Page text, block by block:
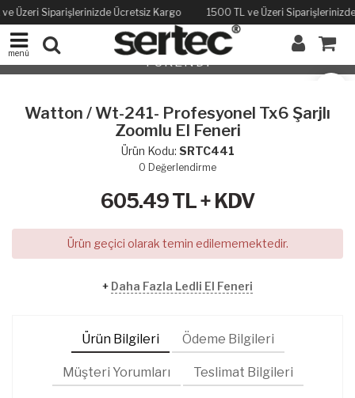
Üzeri Siparişlerinizde Ücretsiz Kargo 1500 TL ve Üzeri
menü
TÜKENDİ
Watton / Wt-241- Profesyonel Tx6 Şarjlı
Zoomlu El Feneri
Ürün Kodu: SRTC441
0 Değerlendirme
605.49TL + KDV
Ürün geçici olarak temin edilememektedir.
+ Daha Fazla Ledli El Feneri
Ürün Bilgileri Ödeme Bilgileri
Müşteri Yorumları Teslimat Bilgileri